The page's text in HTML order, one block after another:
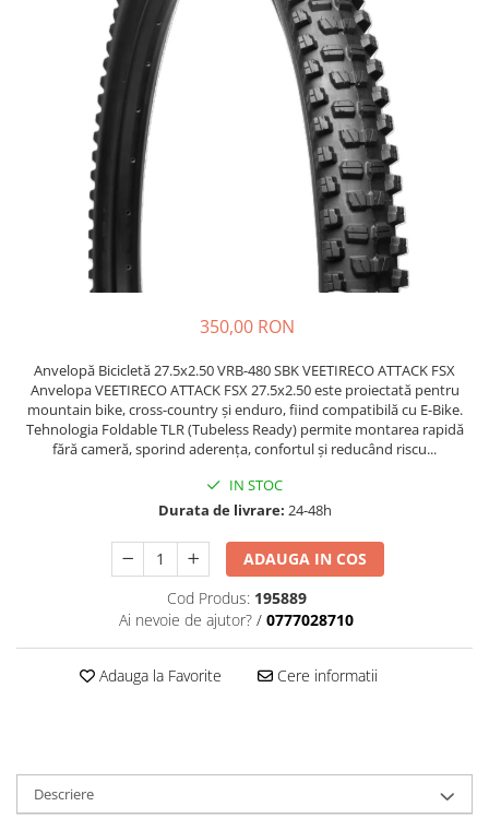
https://www.doctortrotineta.ro/lumini
Stop trotineta
https://www.doctortrotineta.ro/cadru
Aparatori (aripi)
Cricuri trotineta
Suspensie
350,00 RON
Anvelopă Bicicletă 27.5x2.50 VRB-480 SBK VEETIRECO ATTACK FSX
Anvelopa VEETIRECO ATTACK FSX 27.5x2.50 este proiectată pentru
mountain bike, cross-country și enduro, fiind compatibilă cu E-Bike.
Tehnologia Foldable TLR (Tubeless Ready) permite montarea rapidă
fără cameră, sporind aderența, confortul și reducând riscu...
IN STOC
Durata de livrare: 24-48h
ADAUGA IN COS
Cod Produs: 195889
Ai nevoie de ajutor? / 0777028710
Adauga la Favorite Cere informatii
Descriere